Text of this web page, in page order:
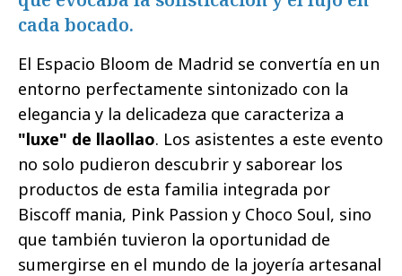
cada bocado.
El Espacio Bloom de Madrid se convertía en un
entorno perfectamente sintonizado con la
elegancia y la delicadeza que caracteriza a
"luxe" de llaollao. Los asistentes a este evento
no solo pudieron descubrir y saborear los
productos de esta familia integrada por
Biscoff mania, Pink Passion y Choco Soul, sino
que también tuvieron la oportunidad de
sumergirse en el mundo de la joyería artesanal